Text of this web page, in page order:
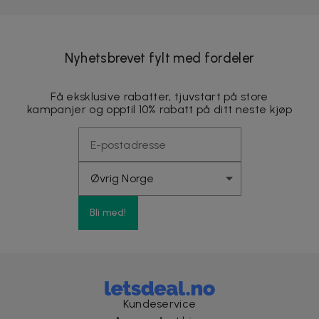
Nyhetsbrevet fylt med fordeler
Få eksklusive rabatter, tjuvstart på store
kampanjer og opptil 10% rabatt på ditt neste kjøp
Bli med!
Kundeservice